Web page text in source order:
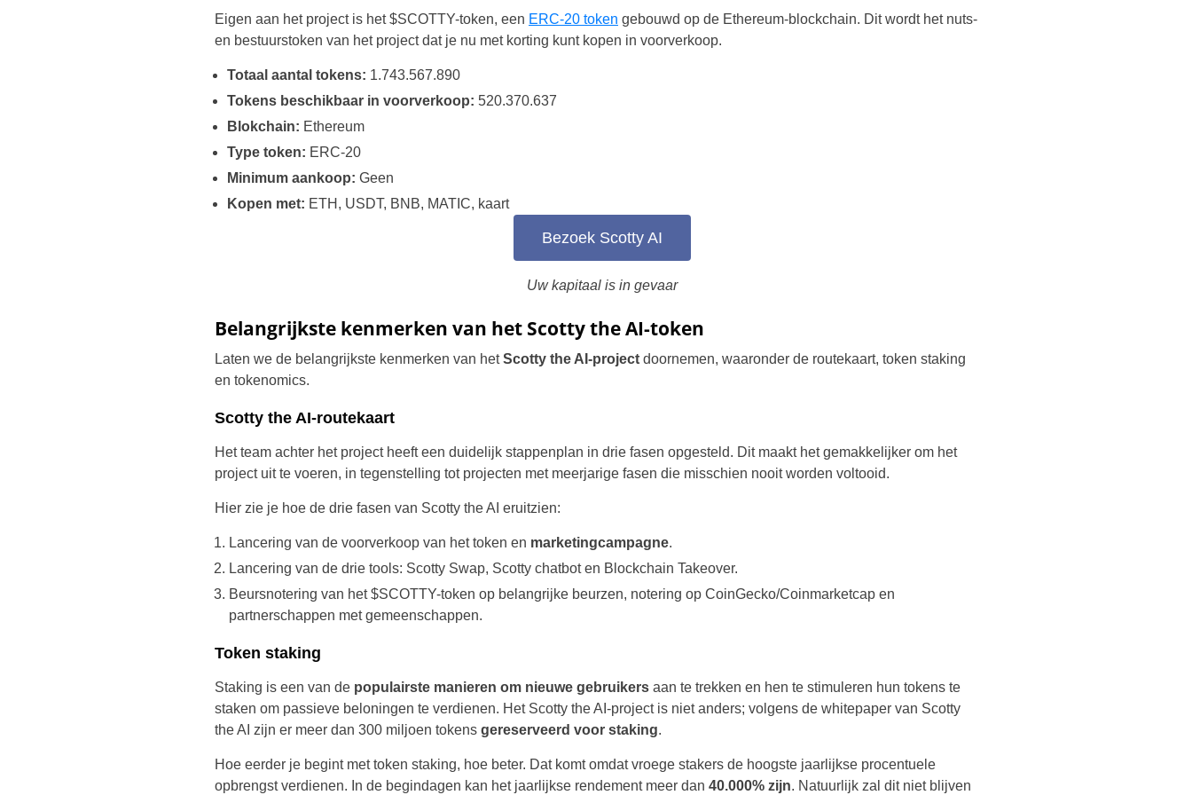
Portugal
Russia
Turkey
Eigen aan het project is het $SCOTTY-token, een ERC-20 token gebouwd op de Ethereum-blockchain. Dit wordt het nuts-
en bestuurstoken van het project dat je nu met korting kunt kopen in voorverkoop.
Totaal aantal tokens: 1.743.567.890
Tokens beschikbaar in voorverkoop: 520.370.637
Blokchain: Ethereum
Type token: ERC-20
Minimum aankoop: Geen
Kopen met: ETH, USDT, BNB, MATIC, kaart
Bezoek Scotty AI
Uw kapitaal is in gevaar
Belangrijkste kenmerken van het Scotty the AI-token
Laten we de belangrijkste kenmerken van hetScotty the AI-project doornemen, waaronder de routekaart, token staking
en tokenomics.
Scotty the AI-routekaart
Het team achter het project heeft een duidelijk stappenplan in drie fasen opgesteld. Dit maakt het gemakkelijker om het
project uit te voeren, in tegenstelling tot projecten met meerjarige fasen die misschien nooit worden voltooid.
Hier zie je hoe de drie fasen van Scotty the AI eruitzien:
Lancering van de voorverkoop van het token en marketingcampagne.
Lancering van de drie tools: Scotty Swap, Scotty chatbot en Blockchain Takeover.
Beursnotering van het $SCOTTY-token op belangrijke beurzen, notering op CoinGecko/Coinmarketcap en
partnerschappen met gemeenschappen.
Token staking
Staking is een van de populairste manieren om nieuwe gebruikers aan te trekken en hen te stimuleren hun tokens te
staken om passieve beloningen te verdienen. Het Scotty the AI-project is niet anders; volgens de whitepaper van Scotty
the AI zijn er meer dan 300 miljoen tokens gereserveerd voor staking.
Hoe eerder je begint met token staking, hoe beter. Dat komt omdat vroege stakers de hoogste jaarlijkse procentuele
opbrengst verdienen. In de begindagen kan het jaarlijkse rendement meer dan 40.000% zijn. Natuurlijk zal dit niet blijven